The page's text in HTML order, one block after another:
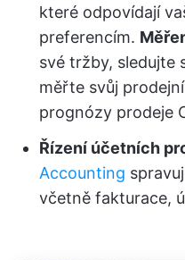
které odpovídají
preferencím.
své tržby, sledujte
měřte svůj
prognózy prodeje
Řízení účetních
Accounting
včetně fakturace,